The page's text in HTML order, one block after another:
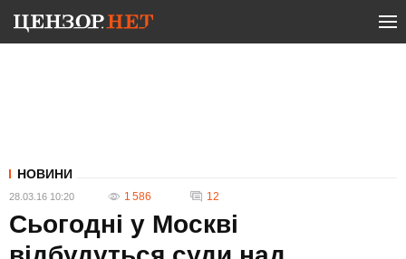
НОВИНИ
28.03.16 10:20 1 586 12
Сьогодні у Москві